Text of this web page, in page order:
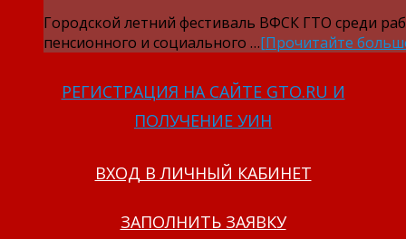
Городской летний фестиваль ВФСК ГТО среди
пенсионного и социального …[Прочитайте
РЕГИСТРАЦИЯ НА САЙТЕ GTO.RU И
ПОЛУЧЕНИЕ УИН
ВХОД В ЛИЧНЫЙ КАБИНЕТ
ЗАПОЛНИТЬ ЗАЯВКУ